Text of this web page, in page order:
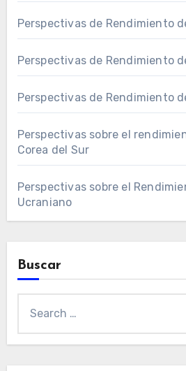
Perspectivas de Rendimiento
Perspectivas de Rendimiento
Perspectivas de Rendimiento
Perspectivas sobre el
Corea del Sur
Perspectivas sobre el
Ucraniano
Buscar
for: